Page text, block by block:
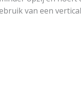
van een